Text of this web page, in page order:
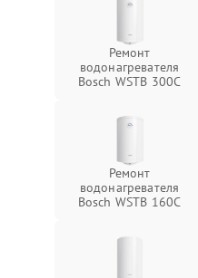
Ремонт
водонагревателя
Bosch WSTB 300C
Ремонт
водонагревателя
Bosch WSTB 160C